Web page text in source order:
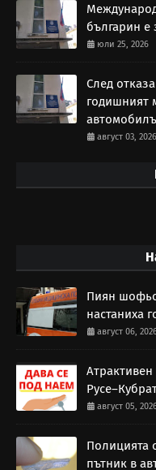
българин е
юли 25, 2026
След
годишният
август 03, 2026
Пиян
настаниха
август 06,
август 05,
Полицията
пътник в